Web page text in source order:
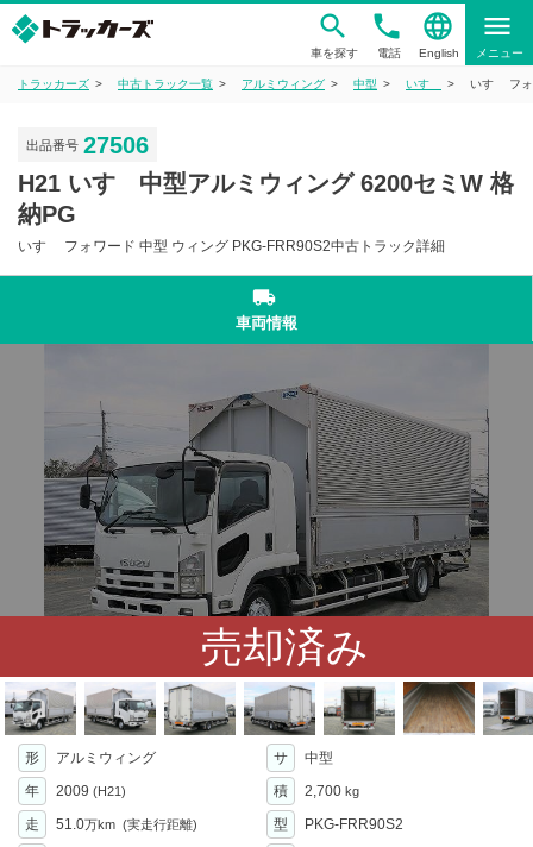
車を探す
phone
電話
language
English
menu
メニュー
トラッカーズ 中古トラック一覧 アルミウィング 中型 いすゞ いすゞ フ
出品番号 27506
H21 いすゞ中型アルミウィング 6200セミW 格
納PG
いすゞ フォワード 中型 ウィング PKG-FRR90S2中古トラック詳細
local_shipping
車両情報
売却済み
形 アルミウィング サ
中型
年
2009 (H21) 積 2,700 kg
走 51.0万km (実走行距離) 型
PKG-FRR90S2